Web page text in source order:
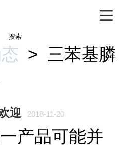
搜索
> 三苯基膦
迎 2018-11-20
产品可能并